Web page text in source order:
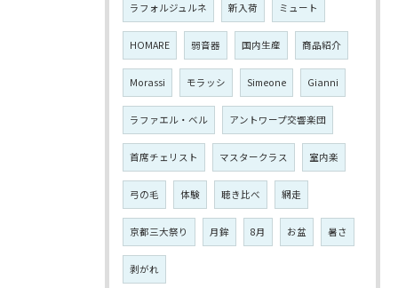
ラフォルジュルネ 新入荷 ミュート
HOMARE 弱音器 国内生産 商品紹介
Morassi モラッシ Simeone Gianni
ラファエル・ベル アントワープ交響楽団
首席チェリスト マスタークラス 室内楽
弓の毛 体験 聴き比べ 網走
京都三大祭り 月鉾 8月 お盆 暑さ
剥がれ